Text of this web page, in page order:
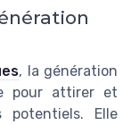
, la génération
pour attirer et
potentiels. Elle